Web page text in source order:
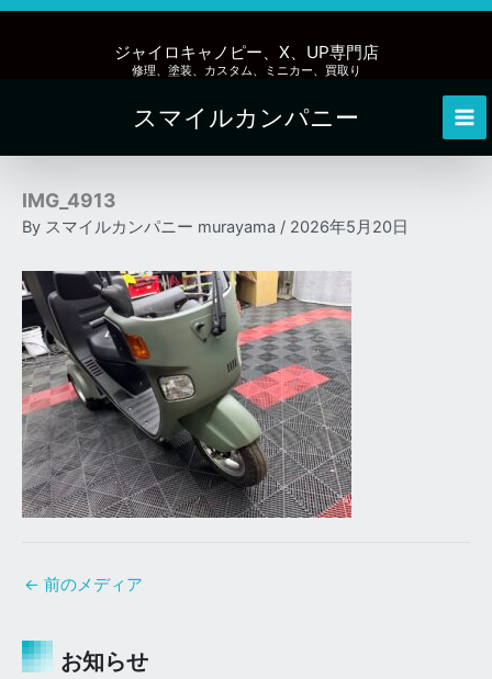
内
ッ
ジャイロキャノピー、X、UP専門店
修理、塗装、カスタム、ミニカー、買取り
スマイルカンパニー
IMG_4913
By スマイルカンパニー murayama / 2026年5月20日
← 前のメディア
お知らせ